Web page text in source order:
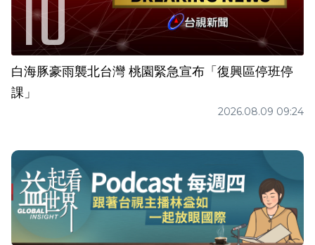
白海豚豪雨襲北台灣 桃園緊急宣布「復興區停班停
課」
2026.08.09 09:24